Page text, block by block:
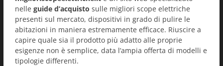
nelle guide d’acquisto sulle migliori scope elettriche
presenti sul mercato, dispositivi in grado di pulire le
abitazioni in maniera estremamente efficace. Riuscire a
capire quale sia il prodotto più adatto alle proprie
esigenze non è semplice, data l’ampia offerta di modelli e
tipologie differenti.